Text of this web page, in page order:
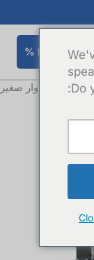
%P3TP3T %
حلزوني دوار صغير
Do